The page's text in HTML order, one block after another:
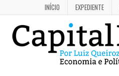
INÍCIO EXPEDIENTE